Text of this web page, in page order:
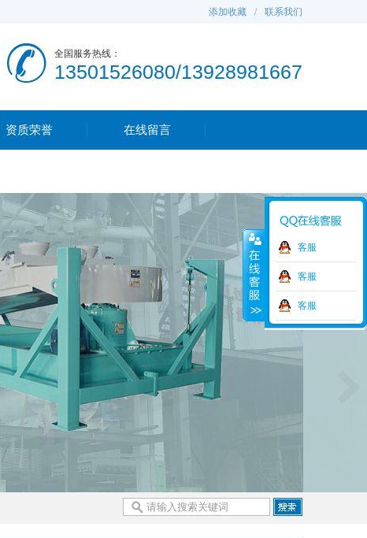
添加收藏 / 联系我们
全国服务热线：
13501526080/13928981667
资质荣誉 在线留言
客服
客服
客服